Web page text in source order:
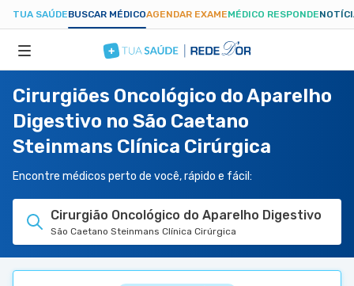
TUA SAÚDEBUSCAR MÉDICOAGENDAR EXAMEMÉDICO RESPONDE
ESPECIALIDADES
HOSPITAIS
TUASAUDE.COM
Cirurgiões Oncológico do Aparelho
Digestivo no São Caetano
Steinmans Clínica Cirúrgica
Encontre médicos perto de você, rápido e fácil:
Cirurgião Oncológico do Aparelho Digestivo
São Caetano Steinmans Clínica Cirúrgica